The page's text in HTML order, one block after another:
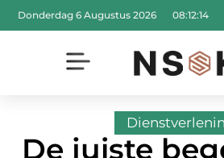
Donderdag 6 Augustus 2026 08:12:15
De juiste